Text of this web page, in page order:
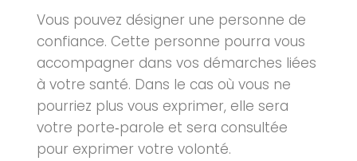
Vous pouvez désigner une personne de
confiance. Cette personne pourra vous
accompagner dans vos démarches liées
à votre santé. Dans le cas où vous ne
pourriez plus vous exprimer, elle sera
votre porte‑parole et sera consultée
pour exprimer votre volonté.